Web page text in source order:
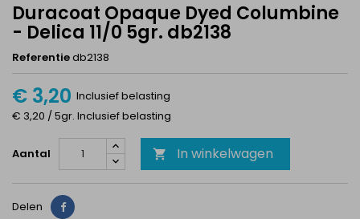
Duracoat Opaque Dyed Columbine
- Delica 11/0 5gr. db2138
Referentiedb2138
€ 3,20 Inclusief belasting
€ 3,20 / 5gr. Inclusief belasting
Aantal  In winkelwagen
Delen Delen